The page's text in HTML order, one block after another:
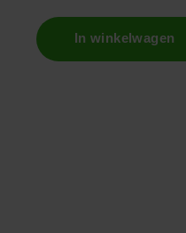
In winkelwagen